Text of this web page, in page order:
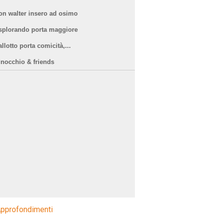
walter insero ad osimo
porta maggiore
porta comicità,...
& friends